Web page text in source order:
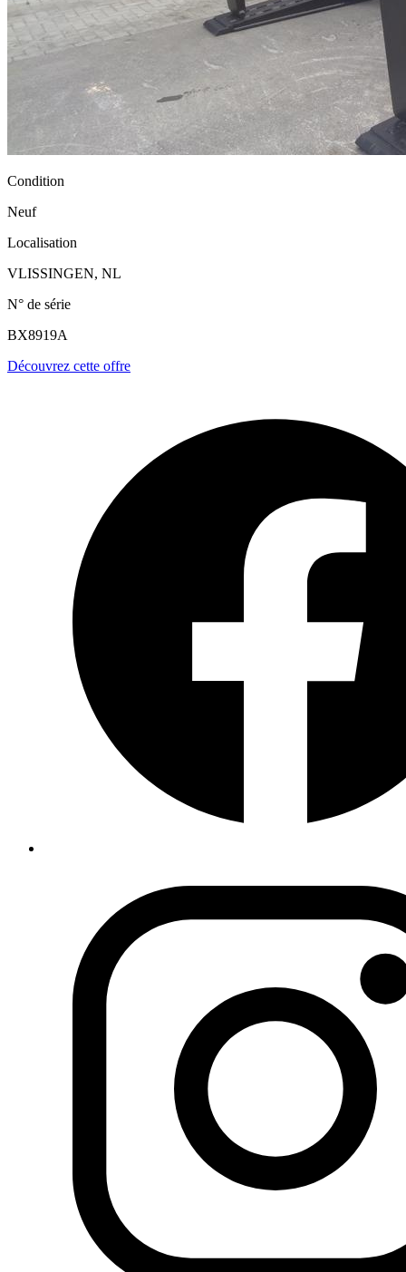
Condition
Neuf
Localisation
VLISSINGEN, NL
N° de série
BX8919A
Découvrez cette offre